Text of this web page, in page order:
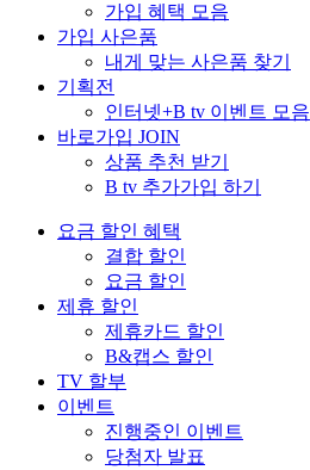
가입 혜택 모음
가입 사은품
내게 맞는 사은품 찾기
기획전
인터넷+B tv 이벤트 모음
바로가입 JOIN
상품 추천 받기
B tv 추가가입 하기
요금 할인 혜택
결합 할인
요금 할인
제휴 할인
제휴카드 할인
B&캡스 할인
TV 할부
이벤트
진행중인 이벤트
당첨자 발표